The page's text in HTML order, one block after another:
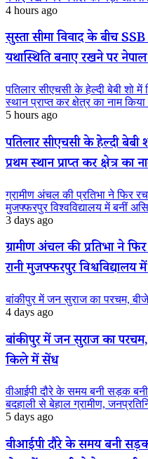
4 hours ago
सुस्ता सीमा विवाद के बीच
यथास्थिति बनाए रखने पर
पतिलार सीएचसी के हेल्दी बेबी शो
स्थान प्राप्त कर क्षेत्र का नाम किया
5 hours ago
पतिलार सीएचसी के हेल्दी
प्रथम स्थान प्राप्त कर क्षेत्र का
ग्रामीण अंचल की प्रतिभा ने फिर
मुजफ्फरपुर विश्वविद्यालय में बनीं
3 days ago
ग्रामीण अंचल की प्रतिभा ने
रानी मुजफ्फरपुर विश्वविद्यालय
बांकीपुर में जन सुराज का परचम,
4 days ago
बांकीपुर में जन सुराज का
किले में सेंध
वीआईपी दौरे के समय बनी सड़क
बदहाली से बेहाल ग्रामीण,
5 days ago
वीआईपी दौरे के समय बनी